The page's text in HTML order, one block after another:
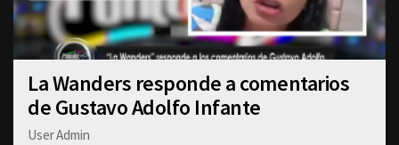
La Wanders responde a comentarios
de Gustavo Adolfo Infante
User Admin